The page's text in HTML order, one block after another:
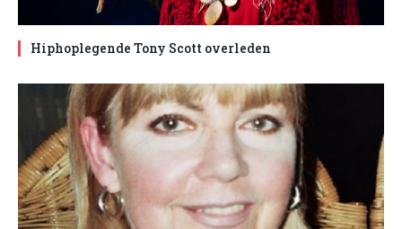
Hiphoplegende Tony Scott overleden